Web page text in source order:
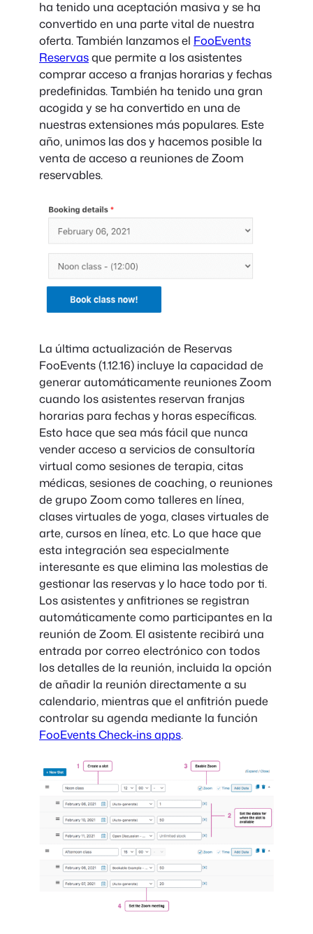
ha tenido una aceptación masiva y se ha
convertido en una parte vital de nuestra
oferta. También lanzamos el FooEvents
Reservasque permite a los asistentes
comprar acceso a franjas horarias y fechas
predefinidas. También ha tenido una gran
acogida y se ha convertido en una de
nuestras extensiones más populares. Este
año, unimos las dos y hacemos posible la
venta de acceso a reuniones de Zoom
reservables.
La última actualización de Reservas
FooEvents (1.12.16) incluye la capacidad de
generar automáticamente reuniones Zoom
cuando los asistentes reservan franjas
horarias para fechas y horas específicas.
Esto hace que sea más fácil que nunca
vender acceso a servicios de consultoría
virtual como sesiones de terapia, citas
médicas, sesiones de coaching, o reuniones
de grupo Zoom como talleres en línea,
clases virtuales de yoga, clases virtuales de
arte, cursos en línea, etc. Lo que hace que
esta integración sea especialmente
interesante es que elimina las molestias de
gestionar las reservas y lo hace todo por ti.
Los asistentes y anfitriones se registran
automáticamente como participantes en la
reunión de Zoom. El asistente recibirá una
entrada por correo electrónico con todos
los detalles de la reunión, incluida la opción
de añadir la reunión directamente a su
calendario, mientras que el anfitrión puede
controlar su agenda mediante la función
FooEvents Check-ins apps.